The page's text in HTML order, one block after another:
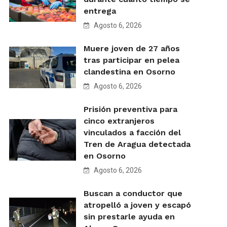
entrega
Agosto 6, 2026
Muere joven de 27 años
tras participar en pelea
clandestina en Osorno
Agosto 6, 2026
Prisión preventiva para
cinco extranjeros
vinculados a facción del
Tren de Aragua detectada
en Osorno
Agosto 6, 2026
Buscan a conductor que
atropelló a joven y escapó
sin prestarle ayuda en